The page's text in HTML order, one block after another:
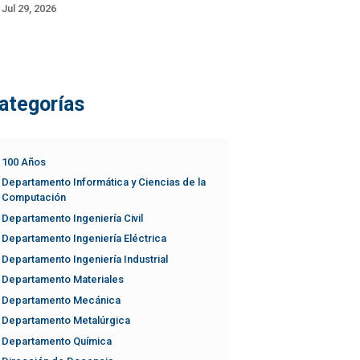
Jul 29, 2026
100 Años
Departamento Informática y Ciencias de la
Computación
Departamento Ingeniería Civil
Departamento Ingeniería Eléctrica
Departamento Ingeniería Industrial
Departamento Materiales
Departamento Mecánica
Departamento Metalúrgica
Departamento Química